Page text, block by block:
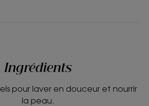
Ingrédients
pour laver en douceur et nourrir
la peau.